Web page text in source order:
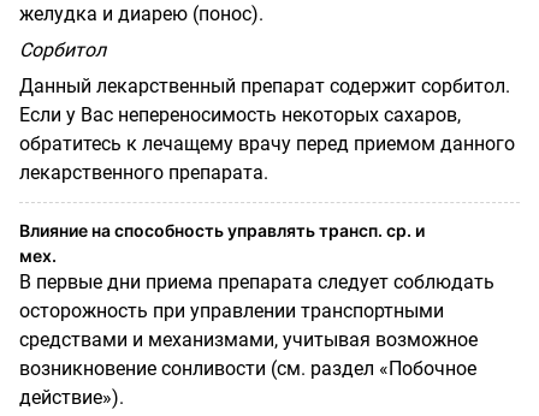
желудка и диарею (понос).
Сорбитол
Данный лекарственный препарат содержит сорбитол.
Если у Вас непереносимость некоторых сахаров,
обратитесь к лечащему врачу перед приемом данного
лекарственного препарата.
Влияние на способность управлять трансп. ср. и
мех.
В первые дни приема препарата следует соблюдать
осторожность при управлении транспортными
средствами и механизмами, учитывая возможное
возникновение сонливости (см. раздел «Побочное
действие»).